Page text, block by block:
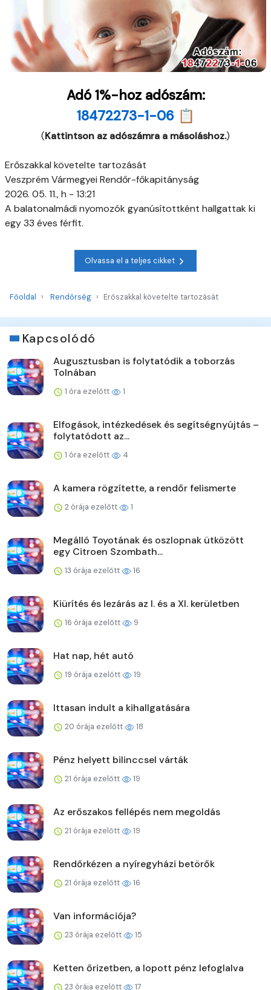
Adó 1%-hoz adószám:
18472273-1-06 📋
(Kattintson az adószámra a másoláshoz.)
Erőszakkal követelte tartozását
Veszprém Vármegyei Rendőr-főkapitányság
2026. 05. 11., h - 13:21
A balatonalmádi nyomozók gyanúsítottként hallgattak ki
egy 33 éves férfit.
Olvassa el a teljes cikket
Főoldal Rendőrség Erőszakkal követelte tartozását
Kapcsolódó
Augusztusban is folytatódik a toborzás
Tolnában
1 óra ezelőtt 1
Elfogások, intézkedések és segítségnyújtás –
folytatódott az...
1 óra ezelőtt 4
A kamera rögzítette, a rendőr felismerte
2 órája ezelőtt 1
Megálló Toyotának és oszlopnak ütközött
egy Citroen Szombath...
13 órája ezelőtt 16
Kiürítés és lezárás az I. és a XI. kerületben
16 órája ezelőtt 9
Hat nap, hét autó
19 órája ezelőtt 19
Ittasan indult a kihallgatására
20 órája ezelőtt 18
Pénz helyett bilinccsel várták
21 órája ezelőtt 19
Az erőszakos fellépés nem megoldás
21 órája ezelőtt 19
Rendőrkézen a nyíregyházi betörők
21 órája ezelőtt 16
Van információja?
23 órája ezelőtt 15
Ketten őrizetben, a lopott pénz lefoglalva
23 órája ezelőtt 17